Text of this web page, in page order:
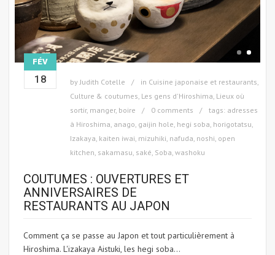
FÉV
18 by Judith Cotelle in Cuisine japonaise et restaurants
Culture & coutumes Les gens d'Hiroshima Lieux où
sortir, manger, boire
0 comments tags: adresses
à Hiroshima anago gaijin hole hegi soba horigotatsu
Izakaya kaiten iwai mizuhiki nafuda noshi open
kitchen sakamasu saké Soba washoku
COUTUMES : OUVERTURES ET
ANNIVERSAIRES DE
RESTAURANTS AU JAPON
Comment ça se passe au Japon et tout particulièrement à
Hiroshima. L'izakaya Aistuki, les hegi soba...